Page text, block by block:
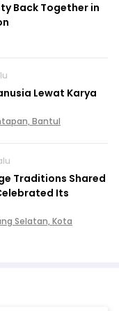
Back Together in
Lewat Karya
Bantul
Traditions Shared
Its
Selatan, Kota